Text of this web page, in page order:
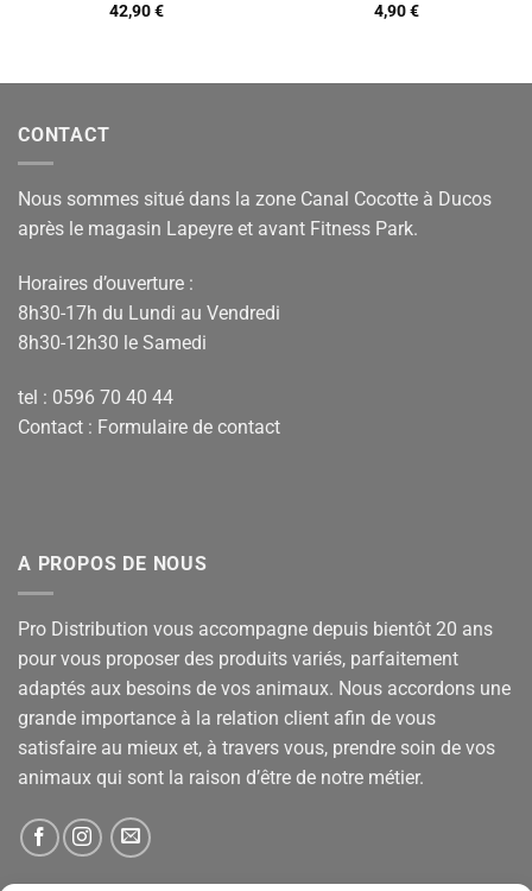
42,90€ 4,90€
CONTACT
Nous sommes situé dans la zone Canal Cocotte à Ducos
après le magasin Lapeyre et avant Fitness Park.
Horaires d’ouverture :
8h30-17h du Lundi au Vendredi
8h30-12h30 le Samedi
tel : 0596 70 40 44
Contact : Formulaire de contact
A PROPOS DE NOUS
Pro Distribution vous accompagne depuis bientôt 20 ans
pour vous proposer des produits variés, parfaitement
adaptés aux besoins de vos animaux. Nous accordons une
grande importance à la relation client afin de vous
satisfaire au mieux et, à travers vous, prendre soin de vos
animaux qui sont la raison d’être de notre métier.